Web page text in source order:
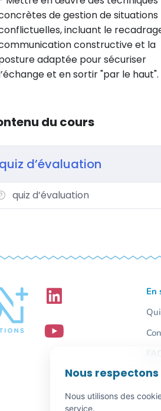
programmer : un objectif précis
ses propres craintes et sortir
apports du discours assertif en
étapes par étapes d’un
les situations
recentrer.
à l’impatience,
d’un anxieux, de la mauvaise
techniques de recadrage si
nécessaire solidarité au sein de
terminer une telle discussion.
de gestion de situations
incluant le
constructive et la
adaptée pour sécuriser
et en sortir "par le haut".
du cours
quiz d’évaluation
quiz d’évaluation
En
Nous
Nous utilisons des
service.